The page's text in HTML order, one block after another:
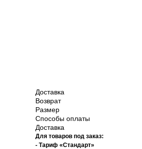
Доставка
Возврат
Размер
Способы оплаты
Доставка
Для товаров под заказ:
- Тариф «Стандарт»